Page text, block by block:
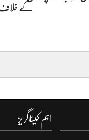
کے
اہم کیٹاگریز